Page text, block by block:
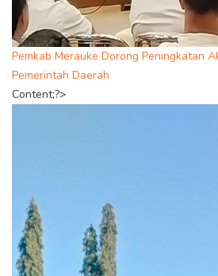
Pemkab Merauke Dorong Peningkatan
Pemerintah Daerah
Content;?>